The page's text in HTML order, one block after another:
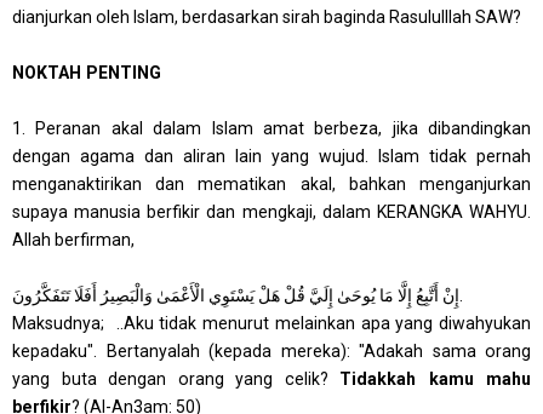
dianjurkan oleh Islam, berdasarkan sirah baginda Rasululllah SAW?
NOKTAH PENTING
1. Peranan akal dalam Islam amat berbeza, jika dibandingkan
dengan agama dan aliran lain yang wujud. Islam tidak pernah
menganaktirikan dan mematikan akal, bahkan menganjurkan
supaya manusia berfikir dan mengkaji, dalam KERANGKA WAHYU.
Allah berfirman,
إِنْ أَتَّبِعُ إِلَّا مَا يُوحَىٰ إِلَيَّ قُلْ هَلْ يَسْتَوِي الْأَعْمَىٰ وَالْبَصِيرُ أَفَلَا تَتَفَكَّرُونَ
Maksudnya; ..Aku tidak menurut melainkan apa yang diwahyukan
kepadaku". Bertanyalah (kepada mereka): "Adakah sama orang
yang buta dengan orang yang celik? Tidakkah kamu mahu
berfikir? (Al-An3am: 50)